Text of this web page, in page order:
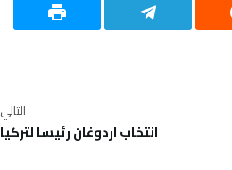
التالي
انتخاب اردوغان رئيسا لتركيا